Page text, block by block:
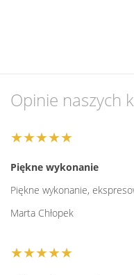
Opinie naszych
★★★★★
Piękne wykonanie
Piękne wykonanie,
Marta Chłopek
★★★★★